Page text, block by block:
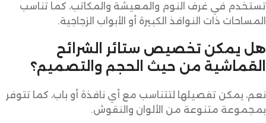
تستخدم في غرف النوم والمعيشة والمكاتب، كما تناسب
المساحات ذات النوافذ الكبيرة أو الأبواب الزجاجية.
هل يمكن تخصيص ستائر الشرائح
القماشية من حيث الحجم والتصميم؟
نعم، يمكن تفصيلها لتتناسب مع أي نافذة أو باب، كما تتوفر
بمجموعة متنوعة من الألوان والنقوش.